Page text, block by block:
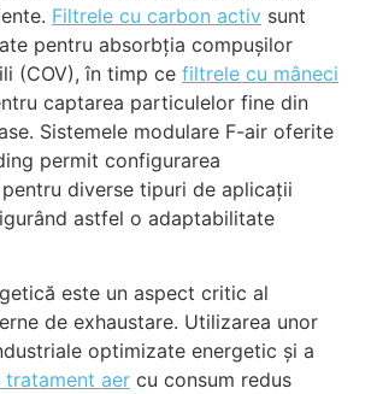
Filtrele cu carbon activ sunt
pentru absorbția compușilor
(COV), în timp ce filtrele cu mâneci
captarea particulelor fine din
Sistemele modulare F-air oferite
permit configurarea
diverse tipuri de aplicații
astfel o adaptabilitate
este un aspect critic al
de exhaustare. Utilizarea unor
optimizate energetic și a
aer cu consum redus